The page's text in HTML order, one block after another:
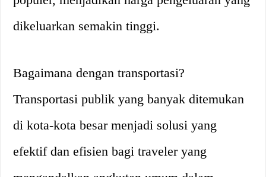
dikeluarkan semakin tinggi.
Bagaimana dengan transportasi?
Transportasi publik yang banyak ditemukan
di kota-kota besar menjadi solusi yang
efektif dan efisien bagi traveler yang